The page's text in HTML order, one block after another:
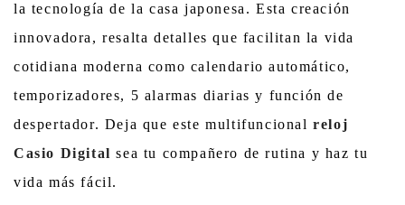
la tecnología de la casa japonesa. Esta creación
innovadora, resalta detalles que facilitan la vida
cotidiana moderna como calendario automático,
temporizadores, 5 alarmas diarias y función de
despertador. Deja que este multifuncionalreloj
Casio Digitalsea tu compañero de rutina y haz tu
vida más fácil.